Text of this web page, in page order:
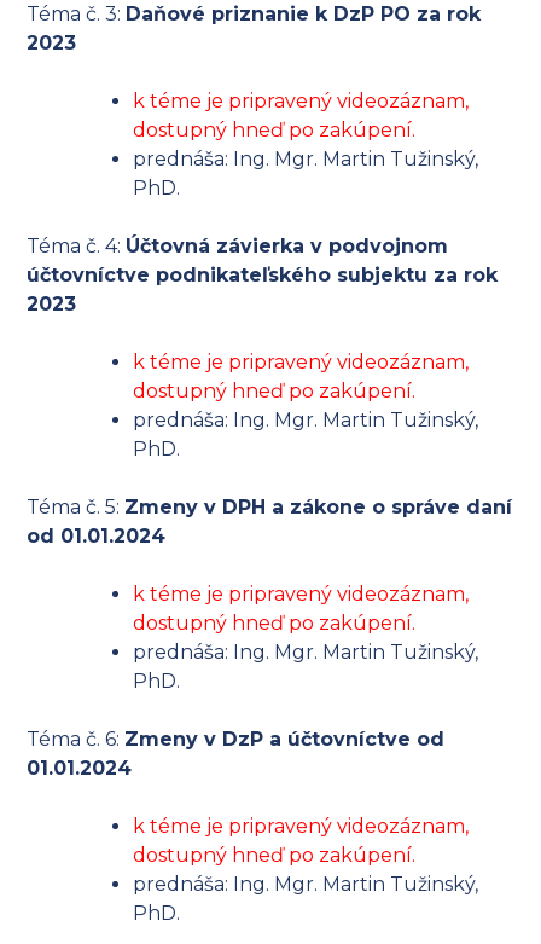
Téma č. 3: Daňové priznanie k DzP PO za rok
2023
k téme je pripravený videozáznam,
dostupný hneď po zakúpení.
prednáša: Ing. Mgr. Martin Tužinský,
PhD.
Téma č. 4: Účtovná závierka v podvojnom
účtovníctve podnikateľského subjektu za rok
2023
k téme je pripravený videozáznam,
dostupný hneď po zakúpení.
prednáša: Ing. Mgr. Martin Tužinský,
PhD.
Téma č. 5: Zmeny v DPH a zákone o správe daní
od 01.01.2024
k téme je pripravený videozáznam,
dostupný hneď po zakúpení.
prednáša: Ing. Mgr. Martin Tužinský,
PhD.
Téma č. 6: Zmeny v DzP a účtovníctve od
01.01.2024
k téme je pripravený videozáznam,
dostupný hneď po zakúpení.
prednáša: Ing. Mgr. Martin Tužinský,
PhD.